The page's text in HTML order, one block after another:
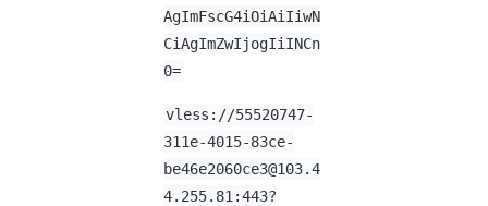
AgImFscG4iOiAiIiwN
CiAgImZwIjogIiINCn
0=
vless://55520747-
311e-4015-83ce-
be46e2060ce3@103.4
4.255.81 :443?